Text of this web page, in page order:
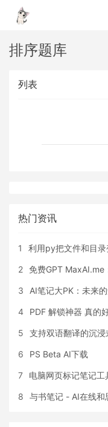
排序题库
列表
热门资讯
1 利用py把文件和目
2 免费GPT MaxAI.me
3 AI笔记大PK：未来
4 PDF 解锁神器 真的
5 支持双语翻译的沉
6 PS Beta AI下载
7 电脑网页标记笔记工
8 与书笔记 - AI在线和